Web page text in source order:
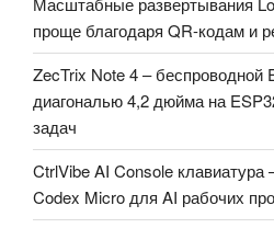
проще благодаря QR-кодам и
ZecTrix Note 4 – беспроводной
диагональю 4,2 дюйма на
задач
CtrlVibe AI Console
Codex Micro для AI рабочих